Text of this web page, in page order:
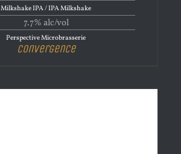
Milkshake IPA / IPA Milkshake
7.7% alc/vol
Perspective Microbrasserie
Convergence